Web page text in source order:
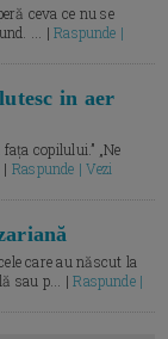
ceva ce nu se
... |Raspunde |
in aer
copilului.” „Ne
Raspunde | Vezi
care au născut la
sau p... |Raspunde |